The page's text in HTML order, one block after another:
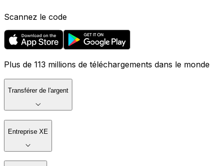
Scannez le code
Plus de 113 millions de téléchargements dans le monde
Transférer de l'argent
Entreprise XE